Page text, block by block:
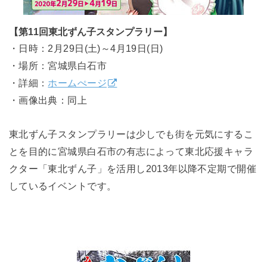
【第11回東北ずん子スタンプラリー】
・日時：2月29日(土)～4月19日(日)
・場所：宮城県白石市
・詳細： ホームぺージ
・画像出典：同上
東北ずん子スタンプラリーは少しでも街を元気にするこ
とを目的に宮城県白石市の有志によって東北応援キャラ
クター「東北ずん子」を活用し2013年以降不定期で開催
しているイベントです。